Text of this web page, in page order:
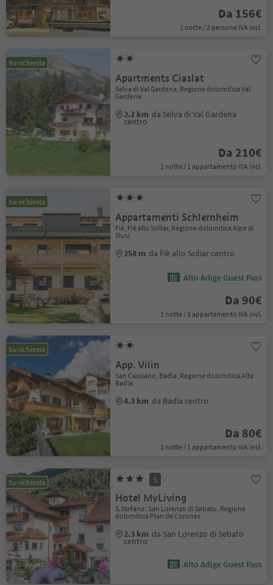
Da 156€
1 notte / 2 persone IVA incl.
Su richiesta
Apartments Ciaslat
Selva di Val Gardena, Regione dolomitica Val
Gardena
2.2 km da Selva di Val Gardena
centro
Da 210€
1 notte / 1 appartamento IVA incl.
Su richiesta
Appartamenti Schlernheim
Fiè, Fiè allo Sciliar, Regione dolomitica Alpe di
Siusi
258 m da Fiè allo Sciliar centro
Alto Adige Guest Pass
Da 90€
1 notte / 1 appartamento IVA incl.
Su richiesta
App. Vilin
San Cassiano, Badia, Regione dolomitica Alta
Badia
4.3 km da Badia centro
Da 80€
1 notte / 1 appartamento IVA incl.
Su richiesta S
Hotel MyLiving
S.Stefano, San Lorenzo di Sebato, Regione
dolomitica Plan de Corones
2.3 km da San Lorenzo di Sebato
centro
Alto Adige Guest Pass